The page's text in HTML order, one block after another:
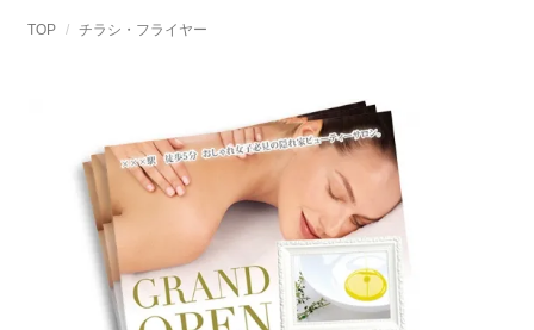
TOP チラシ・フライヤー